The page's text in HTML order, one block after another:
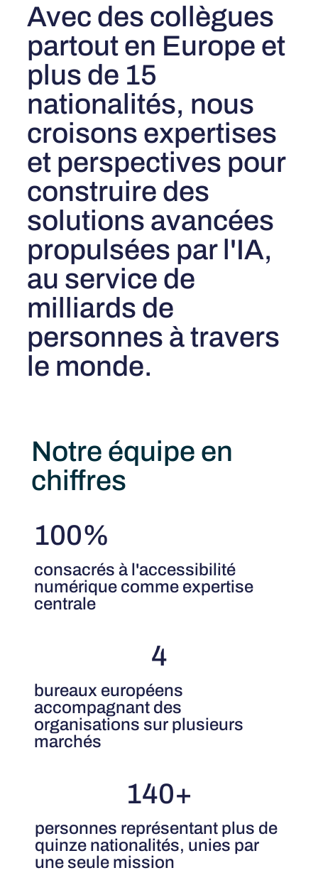
Avec des collègues
partout en Europe et
plus de 15
nationalités, nous
croisons expertises
et perspectives pour
construire des
solutions avancées
propulsées par l'IA,
au service de
milliards de
personnes à travers
le monde.
Notre équipe en
chiffres
100%
consacrés à l'accessibilité
numérique comme expertise
centrale
4
bureaux européens
accompagnant des
organisations sur plusieurs
marchés
140+
personnes représentant plus de
quinze nationalités, unies par
une seule mission